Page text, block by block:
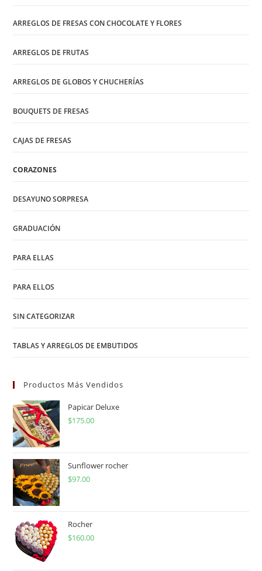
ARREGLOS DE FRESAS CON CHOCOLATE Y FLORES
ARREGLOS DE FRUTAS
ARREGLOS DE GLOBOS Y CHUCHERÍAS
BOUQUETS DE FRESAS
CAJAS DE FRESAS
CORAZONES
DESAYUNO SORPRESA
GRADUACIÓN
PARA ELLAS
PARA ELLOS
SIN CATEGORIZAR
TABLAS Y ARREGLOS DE EMBUTIDOS
Productos Más Vendidos
Papicar Deluxe
$175.00
Sunflower rocher
$97.00
Rocher
$160.00